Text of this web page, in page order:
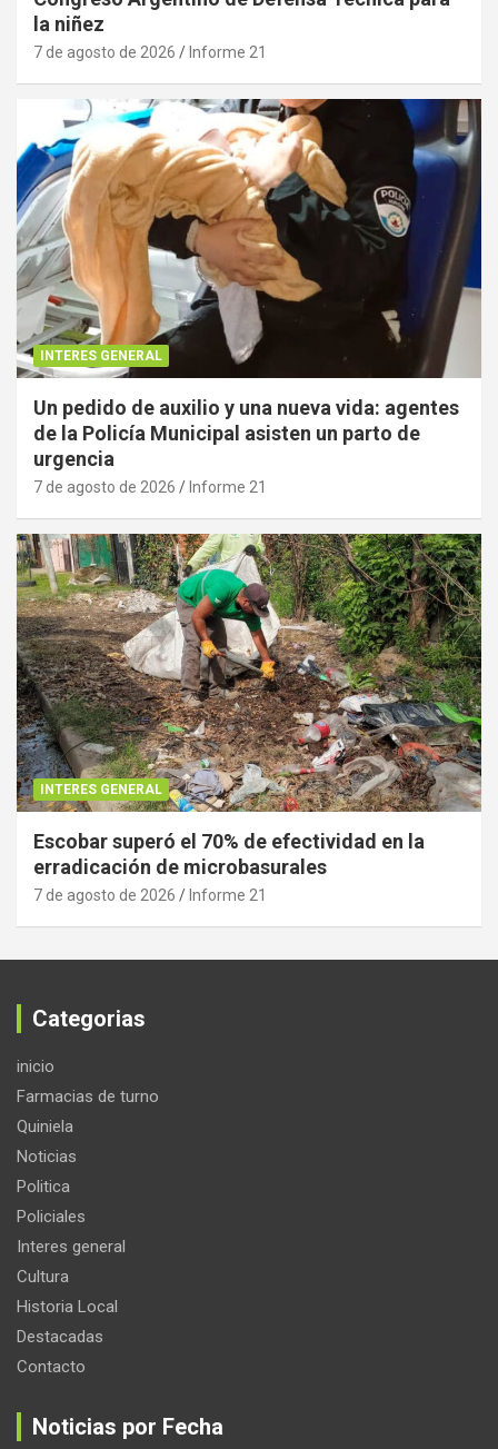
la niñez
7 de agosto de 2026 Informe 21
INTERES GENERAL
Un pedido de auxilio y una nueva vida: agentes
de la Policía Municipal asisten un parto de
urgencia
7 de agosto de 2026 Informe 21
INTERES GENERAL
Escobar superó el 70% de efectividad en la
erradicación de microbasurales
7 de agosto de 2026 Informe 21
Categorias
inicio
Farmacias de turno
Quiniela
Noticias
Politica
Policiales
Interes general
Cultura
Historia Local
Destacadas
Contacto
Noticias por Fecha